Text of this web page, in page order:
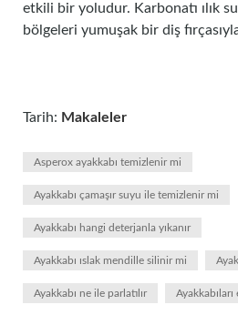
etkili bir yoludur. Karbonatı ılık
bölgeleri yumuşak bir diş
Tarih: Makaleler
Asperox ayakkabı temizlenir mi
Ayakkabı çamaşır suyu ile temizlenir mi
Ayakkabı hangi deterjanla yıkanır
Ayakkabı ıslak mendille silinir mi
Ayakkabı ne ile parlatılır